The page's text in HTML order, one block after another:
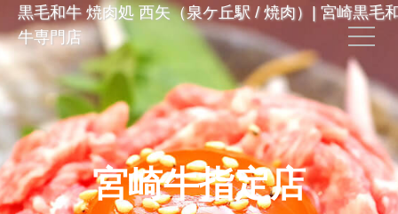
黒毛和牛 焼肉処 西矢（泉ケ丘駅 / 焼肉）| 宮崎黒毛
牛専門店
宮崎牛指定店